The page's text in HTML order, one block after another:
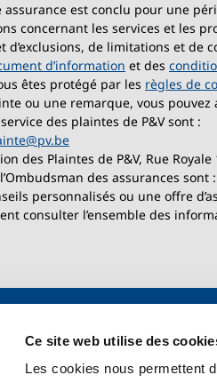
Ce site web utilise des
Les cookies nous permettent
est conclu pour une
concernant les services et les
d’exclusions, de limitations et
d’information et des
êtes protégé par les règles de
ou une remarque, vous
des plaintes de P&V sont :
des Plaintes de P&V, Rue
des assurances sont :
personnalisés ou une offre
consulter l’ensemble des
Nos produits